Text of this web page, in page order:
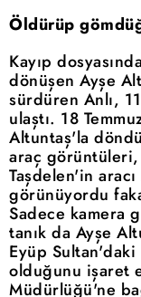
Öldürüp
Kayıp
dönüşen Ayşe
sürdüren Anlı,
ulaştı. 18
Altuntaş'la
araç
Taşdelen'in
görünüyordu
Sadece kamera
tanık da Ayşe
Eyüp Sultan'daki
olduğunu işaret
Müdürlüğü'ne